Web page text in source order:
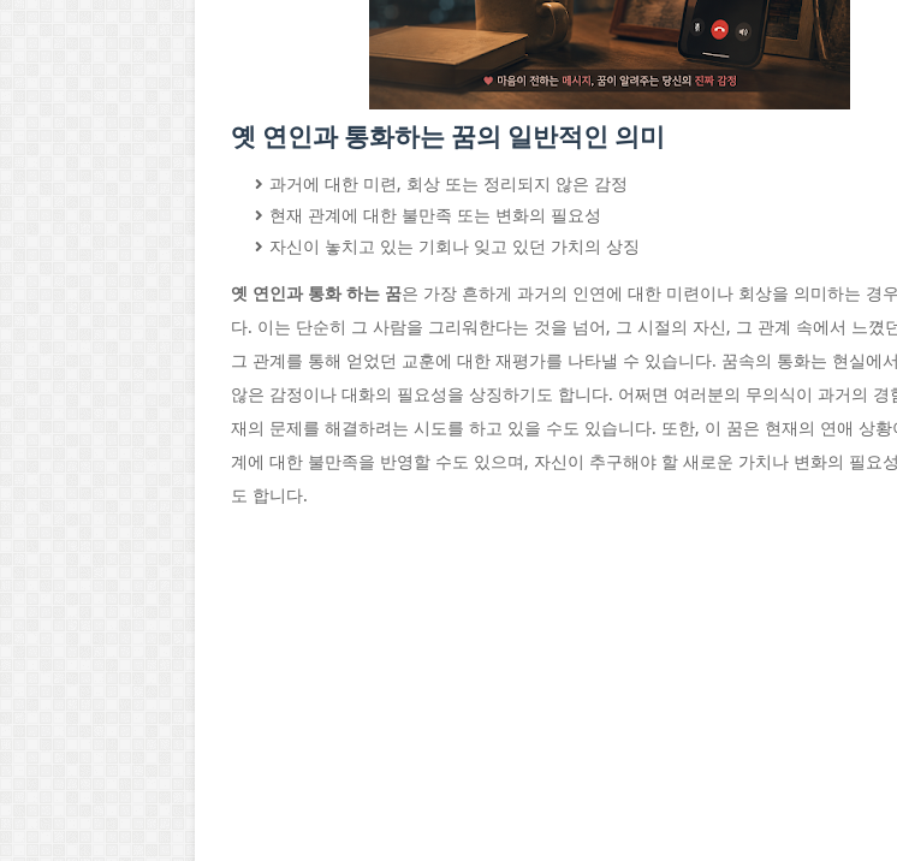
옛 연인과 통화하는 꿈의 일반적인 의미
과거에 대한 미련, 회상 또는 정리되지 않은 감정
현재 관계에 대한 불만족 또는 변화의 필요성
자신이 놓치고 있는 기회나 잊고 있던 가치의 상징
옛 연인과 통화 하는 꿈은 가장 흔하게 과거의 인연에 대한 미련이나 회상을 의미하는 경
다. 이는 단순히 그 사람을 그리워한다는 것을 넘어, 그 시절의 자신, 그 관계 속에서 느꼈
그 관계를 통해 얻었던 교훈에 대한 재평가를 나타낼 수 있습니다. 꿈속의 통화는 현실에
않은 감정이나 대화의 필요성을 상징하기도 합니다. 어쩌면 여러분의 무의식이 과거의 경
재의 문제를 해결하려는 시도를 하고 있을 수도 있습니다. 또한, 이 꿈은 현재의 연애 상황
계에 대한 불만족을 반영할 수도 있으며, 자신이 추구해야 할 새로운 가치나 변화의 필요
도 합니다.